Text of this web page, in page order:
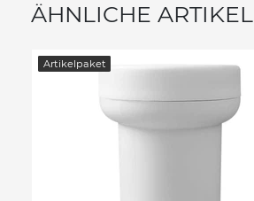
ÄHNLICHE ARTIKEL
Artikelpaket